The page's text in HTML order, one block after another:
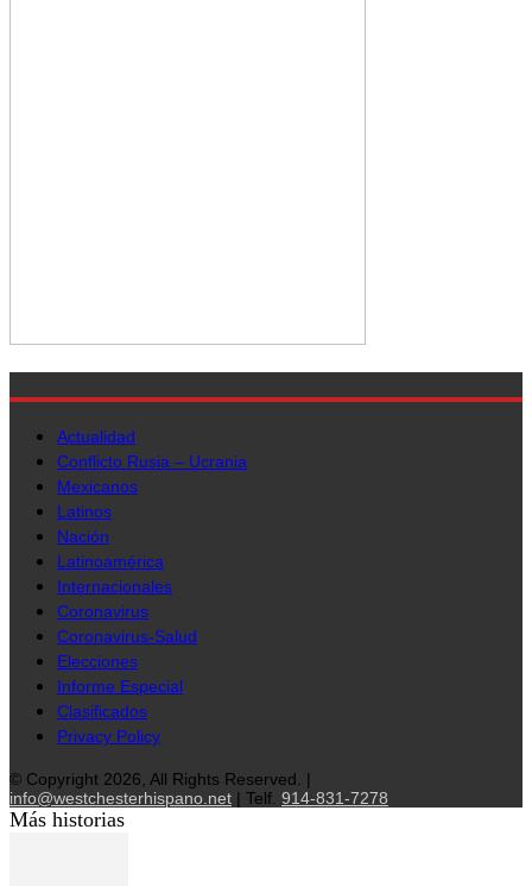
Actualidad
Conflicto Rusia – Ucrania
Mexicanos
Latinos
Nación
Latinoamérica
Internacionales
Coronavirus
Coronavirus-Salud
Elecciones
Informe Especial
Clasificados
Privacy Policy
© Copyright 2026, All Rights Reserved. |
info@westchesterhispano.net | Telf. 914-831-7278
Más historias